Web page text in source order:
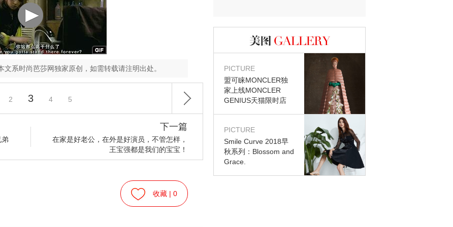
系时尚芭莎网独家原创，如需转载请注明出处。
2 3 4 5
下一篇
在家是好老公，在外是好演员，不管怎样，
王宝强都是我们的宝宝！
收藏 | 0
图库
PICTURE
盟可睐MONCLER独
家上线MONCLER
GENIUS天猫限时店
PICTURE
Smile Curve 2018早
秋系列：Blossom and
Grace.